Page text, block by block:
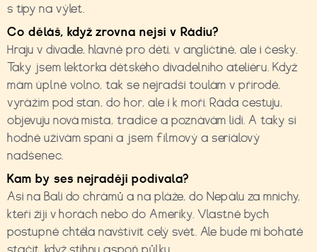
s tipy na výlet.
Co děláš, když zrovna nejsi v Rádiu?
Hraju v divadle, hlavně pro děti, v angličtině, ale i česky.
Taky jsem lektorka dětského divadelního ateliéru. Když
mám úplně volno, tak se nejradši toulám v přírodě,
vyrážím pod stan, do hor, ale i k moři. Ráda cestuju,
objevuju nová místa, tradice a poznávám lidi. A taky si
hodně užívám spaní a jsem filmový a seriálový
nadšenec.
Kam by ses nejraději podívala?
Asi na Bali do chrámů a na pláže, do Nepálu za mnichy,
kteří žijí v horách nebo do Ameriky. Vlastně bych
postupně chtěla navštívit celý svět. Ale bude mi bohatě